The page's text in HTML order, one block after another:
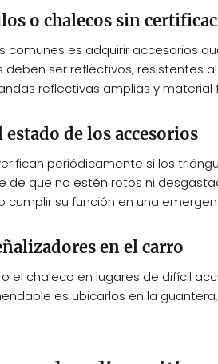
o chalecos sin
comunes es adquirir accesorios
deben ser reflectivos, resistentes
reflectivas amplias y material
de los accesorios
periódicamente si los
de que no estén rotos ni
cumplir su función en una
en el carro
el chaleco en lugares de difícil
es ubicarlos en la